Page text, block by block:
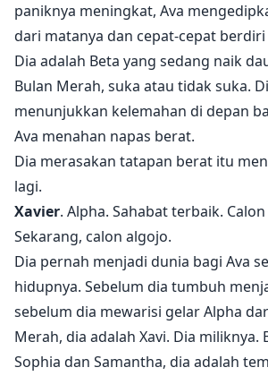
dendam, dan kebencian. Tapi dia
seseorang. Dan dia harus menepati
satunya hal yang bisa dia pikirkan
diri.
Namun, Xavier menawarkan sebuah
dia harus 'membayar' untuk
penebusannya. Sementara itu, dia
menemukan kebenaran tentang apa
tahun lalu.
Sebuah plot.
paniknya meningkat, Ava
dari matanya dan cepat-cepat
Dia adalah Beta yang sedang naik
Bulan Merah, suka atau tidak suka.
menunjukkan kelemahan di depan
Ava menahan napas berat.
Dia merasakan tatapan berat itu
lagi.
Xavier. Alpha. Sahabat terbaik.
Sekarang, calon algojo.
Dia pernah menjadi dunia bagi Ava
hidupnya. Sebelum dia tumbuh
sebelum dia mewarisi gelar Alpha
Merah, dia adalah Xavi. Dia miliknya.
Sophia dan Samantha, dia adalah